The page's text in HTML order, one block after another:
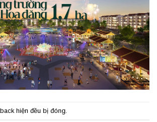
hiện đều bị đóng.